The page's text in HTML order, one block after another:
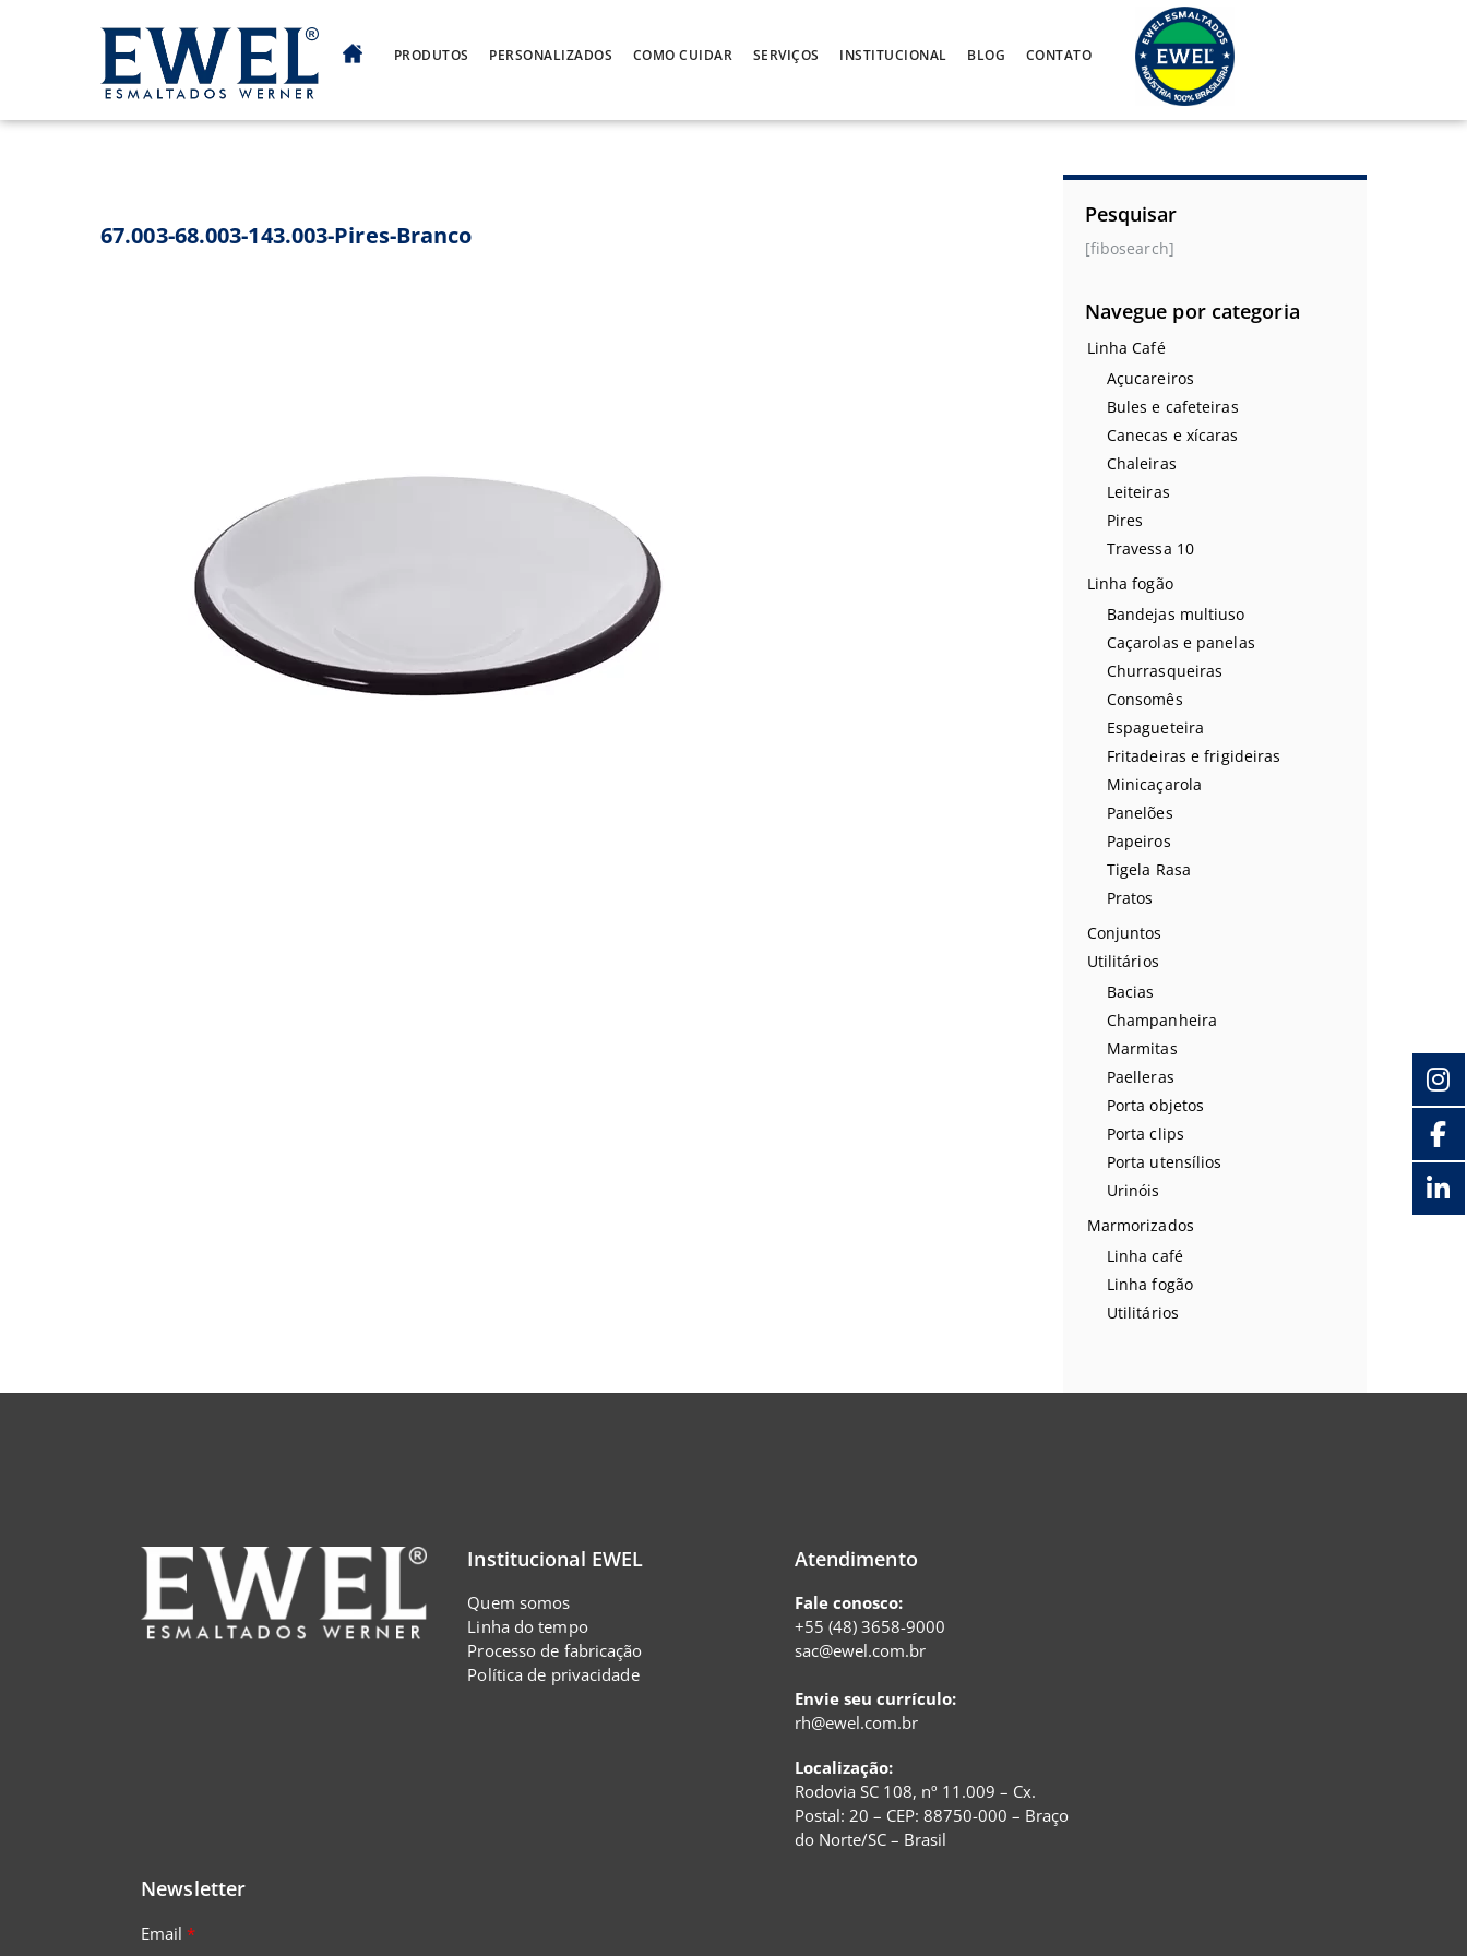
PRODUTOS PERSONALIZADOS COMO CUIDAR SERVIÇOS INSTITUCIONAL BLOG CONTATO
67.003-68.003-143.003-Pires-Branco
Pesquisar
[fibosearch]
Navegue por categoria
Linha Café
Açucareiros
Bules e cafeteiras
Canecas e xícaras
Chaleiras
Leiteiras
Pires
Travessa 10
Linha fogão
Bandejas multiuso
Caçarolas e panelas
Churrasqueiras
Consomês
Espagueteira
Fritadeiras e frigideiras
Minicaçarola
Panelões
Papeiros
Tigela Rasa
Pratos
Conjuntos
Utilitários
Bacias
Champanheira
Marmitas
Paelleras
Porta objetos
Porta clips
Porta utensílios
Urinóis
Marmorizados
Linha café
Linha fogão
Utilitários
Institucional EWEL
Quem somos
Linha do tempo
Processo de fabricação
Política de privacidade
Atendimento
Fale conosco:
+55 (48) 3658-9000
sac@ewel.com.br
Envie seu currículo:
rh@ewel.com.br
Localização:
Rodovia SC 108, nº 11.009 – Cx.
Postal: 20 – CEP: 88750-000 – Braço
do Norte/SC – Brasil
Newsletter
Email*